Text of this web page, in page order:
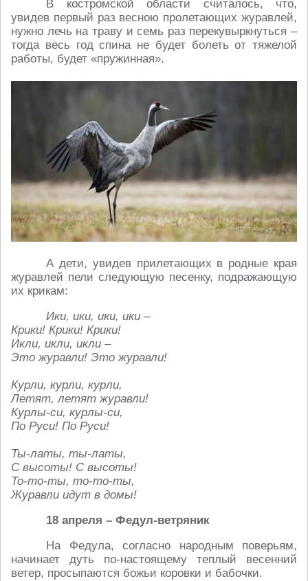
В костромской области считалось, что,
увидев первый раз весною пролетающих журавлей,
нужно лечь на траву и семь раз перекувыркнуться –
тогда весь год спина не будет болеть от тяжелой
работы, будет «пружинная».
А дети, увидев прилетающих в родные края
журавлей пели следующую песенку, подражающую
их крикам:
Ики, ики, ики, ики –
Крики! Крики! Крики!
Икли, икли, икли –
Это журавли! Это журавли!
Курли, курли, курли,
Летят, летят журавли!
Курлы-си, курлы-си,
По Руси! По Руси!
Ты-латы, ты-латы,
С высоты! С высоты!
То-то-ты, то-то-ты,
Журавли идут в домы!
18 апреля – Федул-ветряник
На Федула, согласно народным поверьям,
начинает дуть по-настоящему теплый весенний
ветер, просыпаются божьи коровки и бабочки.